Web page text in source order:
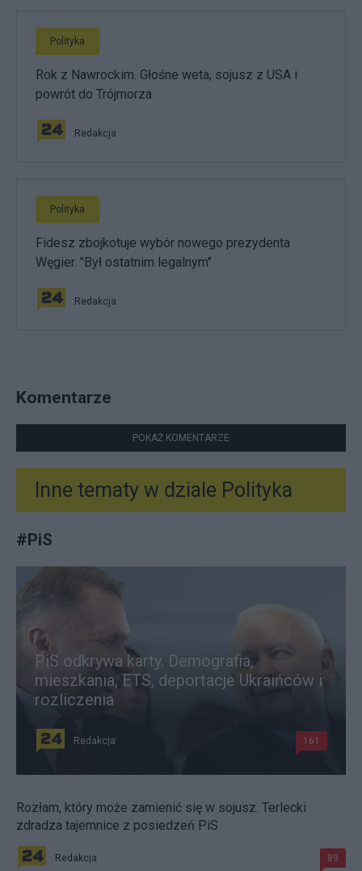
Polityka
Rok z Nawrockim. Głośne weta, sojusz z USA i
powrót do Trójmorza
Redakcja
Polityka
Fidesz zbojkotuje wybór nowego prezydenta
Węgier. "Był ostatnim legalnym"
Redakcja
Komentarze
POKAŻ KOMENTARZE
Inne tematy w dziale Polityka
#PiS
PiS odkrywa karty. Demografia,
mieszkania, ETS, deportacje Ukraińców i
rozliczenia
Redakcja 161
Rozłam, który może zamienić się w sojusz. Terlecki
zdradza tajemnice z posiedzeń PiS
Redakcja 89